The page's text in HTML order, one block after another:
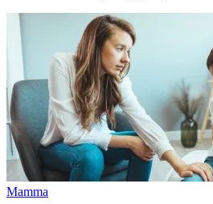
Mamma